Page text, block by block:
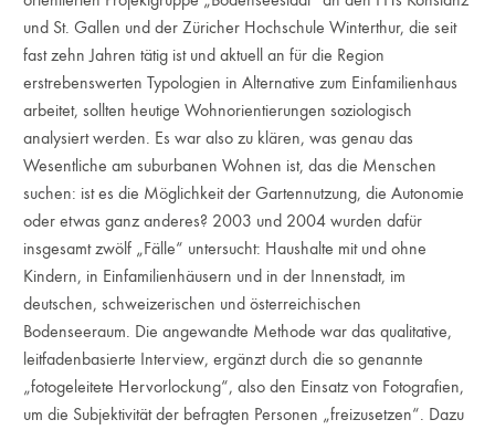
und St. Gallen und der Züricher Hochschule Winterthur, die seit
fast zehn Jahren tätig ist und aktuell an für die Region
erstrebenswerten Typologien in Alternative zum Einfamilienhaus
arbeitet, sollten heutige Wohnorientierungen soziologisch
analysiert werden. Es war also zu klären, was genau das
Wesentliche am suburbanen Wohnen ist, das die Menschen
suchen: ist es die Möglichkeit der Gartennutzung, die Autonomie
oder etwas ganz anderes? 2003 und 2004 wurden dafür
insgesamt zwölf „Fälle“ untersucht: Haushalte mit und ohne
Kindern, in Einfamilienhäusern und in der Innenstadt, im
deutschen, schweizerischen und österreichischen
Bodenseeraum. Die angewandte Methode war das qualitative,
leitfadenbasierte Interview, ergänzt durch die so genannte
„fotogeleitete Hervorlockung“, also den Einsatz von Fotografien,
um die Subjektivität der befragten Personen „freizusetzen“. Dazu